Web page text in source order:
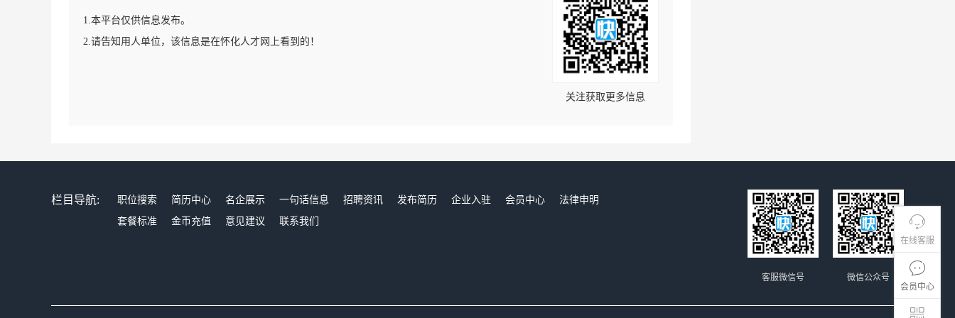
在线客服
会员中心
1.本平台仅供信息发布。
2.请告知用人单位，该信息是在怀化人才网上看到的！
关注获取更多信息
栏目导航: 职位搜索 简历中心 名企展示 一句话信息 招聘资讯 发布简历 企业入驻 会员中心
法律申明
套餐标准
金币充值 意见建议 联系我们
微信公众号
客服微信号